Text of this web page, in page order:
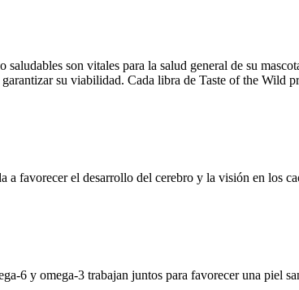
son vitales para la salud general de su
su viabilidad. Cada libra de Taste of the
favorecer el desarrollo del cerebro y la visión en los
6 y omega-3 trabajan juntos para favorecer una piel